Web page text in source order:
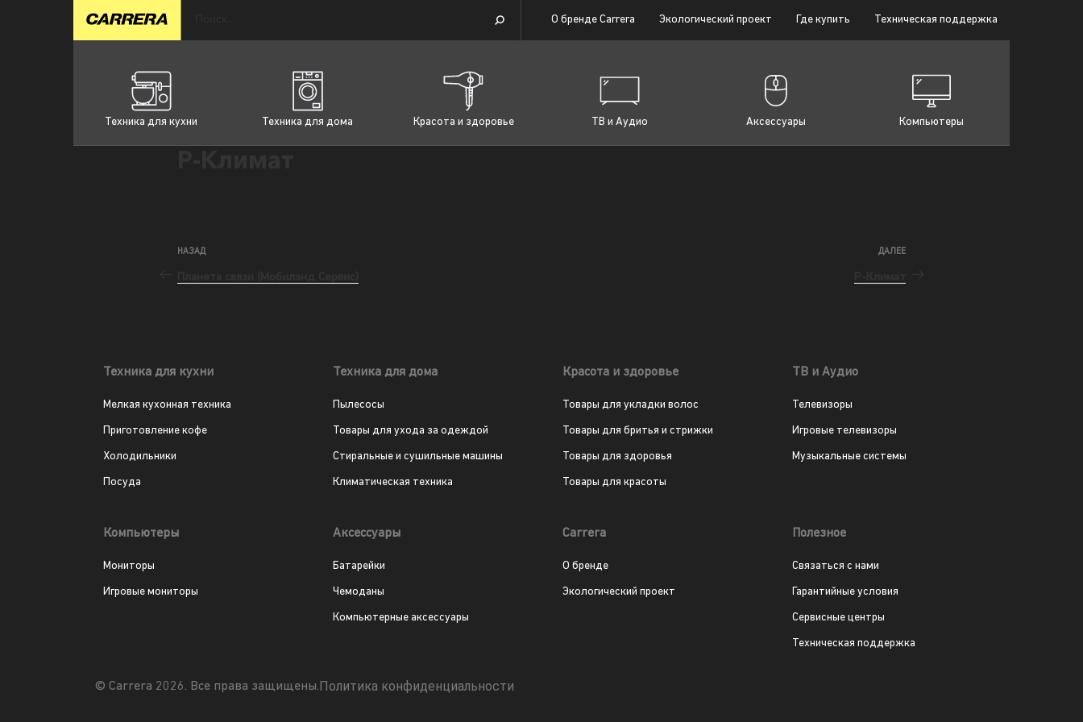
О бренде Carrera Экологический проект Где купить Техническая поддержка
Техника для кухни Техника для дома Красота и здоровье ТВ и Аудио Аксессуары Компьютеры
НАЗАД ДАЛЕЕ
Техника для кухни
Мелкая кухонная техника
Приготовление кофе
Холодильники
Посуда
Техника для дома
Пылесосы
Товары для ухода за одеждой
Стиральные и сушильные машины
Климатическая техника
Красота и здоровье
Товары для укладки волос
Товары для бритья и стрижки
Товары для здоровья
Товары для красоты
ТВ и Аудио
Телевизоры
Игровые телевизоры
Музыкальные системы
Компьютеры
Мониторы
Игровые мониторы
Аксессуары
Батарейки
Чемоданы
Компьютерные аксессуары
Carrera
О бренде
Экологический проект
Полезное
Связаться с нами
Гарантийные условия
Сервисные центры
Техническая поддержка
© Carrera 2026. Все права защищены.Политика конфиденциальности